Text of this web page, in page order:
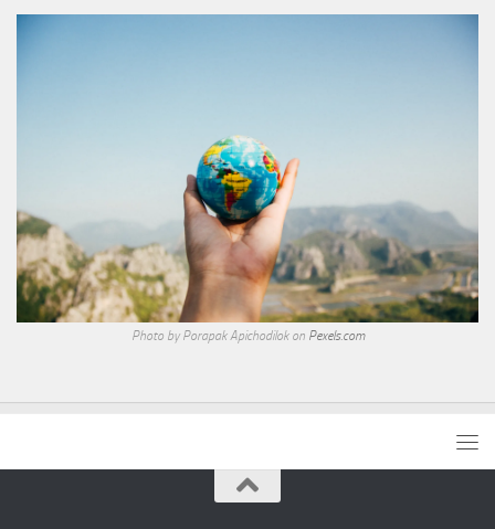
Photo by Porapak Apichodilok on Pexels.com